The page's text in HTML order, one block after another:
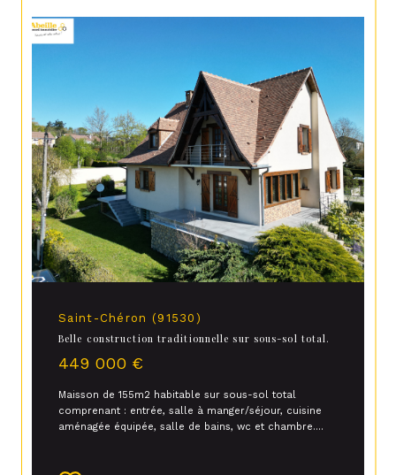
Saint-Chéron (91530)
Belle construction traditionnelle sur sous-sol total.
449 000 €
Maisson de 155m2 habitable sur sous-sol total
comprenant : entrée, salle à manger/séjour, cuisine
aménagée équipée, salle de bains, wc et chambre....